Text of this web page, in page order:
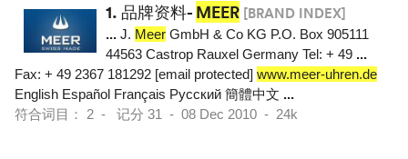
1. 品牌资料- MEER [BRAND INDEX]
... J. Meer GmbH & Co KG P.O. Box 905111
44563 Castrop Rauxel Germany Tel: + 49 ...
Fax: + 49 2367 181292 [email protected] www.meer-uhren.de
English Español Français Pусский 簡體中文 ...
符合词目： 2 - 记分 31 - 08 Dec 2010 - 24k